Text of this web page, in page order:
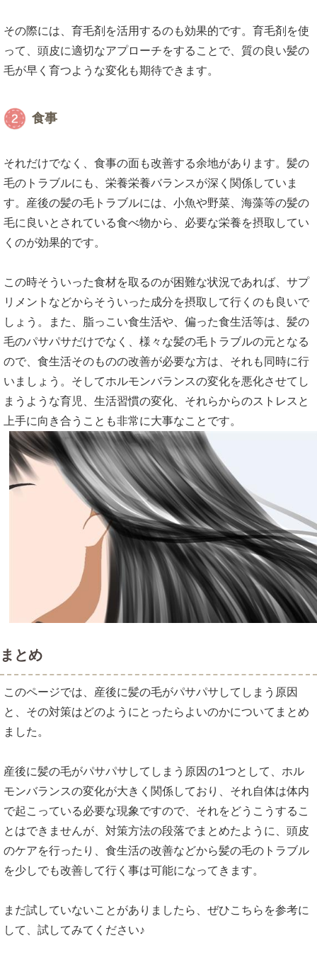
その際には、育毛剤を活用するのも効果的です。育毛剤を使
って、頭皮に適切なアプローチをすることで、質の良い髪の
毛が早く育つような変化も期待できます。
食事
それだけでなく、食事の面も改善する余地があります。髪の
毛のトラブルにも、栄養栄養バランスが深く関係していま
す。産後の髪の毛トラブルには、小魚や野菜、海藻等の髪の
毛に良いとされている食べ物から、必要な栄養を摂取してい
くのが効果的です。
この時そういった食材を取るのが困難な状況であれば、サプ
リメントなどからそういった成分を摂取して行くのも良いで
しょう。また、脂っこい食生活や、偏った食生活等は、髪の
毛のパサパサだけでなく、様々な髪の毛トラブルの元となる
ので、食生活そのものの改善が必要な方は、それも同時に行
いましょう。そしてホルモンバランスの変化を悪化させてし
まうような育児、生活習慣の変化、それらからのストレスと
上手に向き合うことも非常に大事なことです。
まとめ
このページでは、産後に髪の毛がパサパサしてしまう原因
と、その対策はどのようにとったらよいのかについてまとめ
ました。
産後に髪の毛がパサパサしてしまう原因の1つとして、ホル
モンバランスの変化が大きく関係しており、それ自体は体内
で起こっている必要な現象ですので、それをどうこうするこ
とはできませんが、対策方法の段落でまとめたように、頭皮
のケアを行ったり、食生活の改善などから髪の毛のトラブル
を少しでも改善して行く事は可能になってきます。
まだ試していないことがありましたら、ぜひこちらを参考に
して、試してみてください♪